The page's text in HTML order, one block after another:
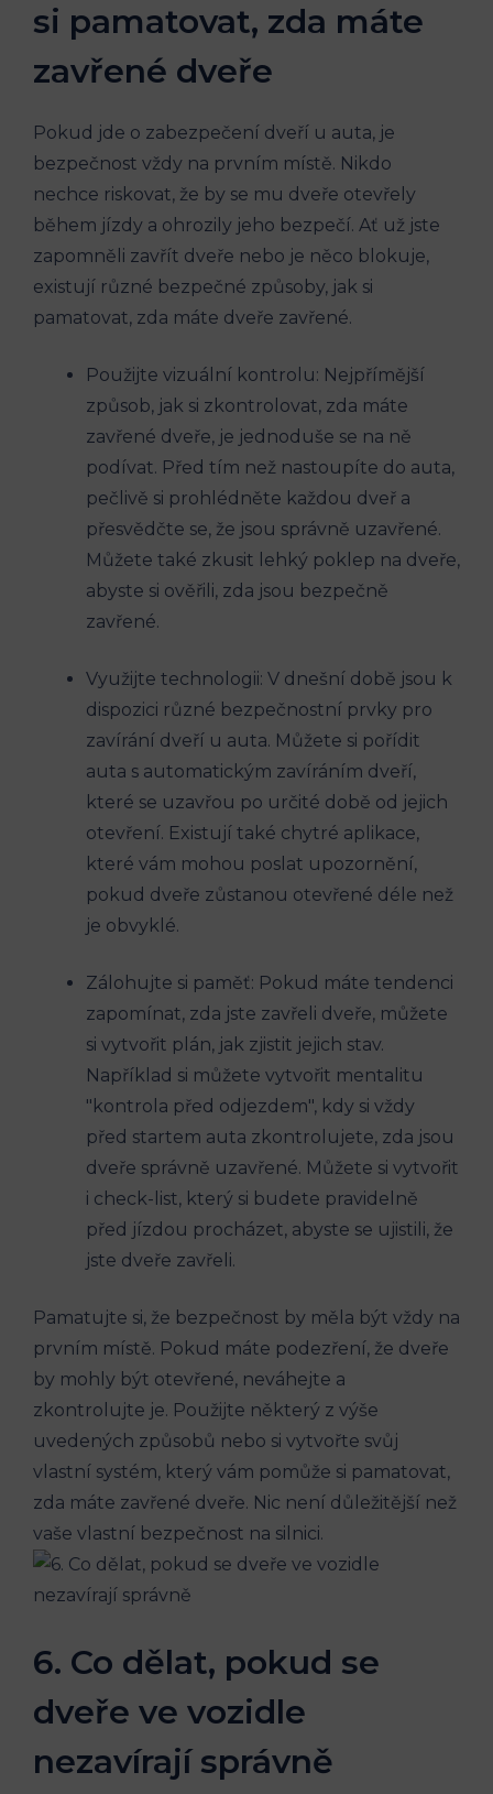
si pamatovat, zda máte⁢
zavřené ⁤dveře
Pokud jde o zabezpečení dveří u auta, je
bezpečnost ⁣vždy na prvním⁣ místě. Nikdo
nechce riskovat, že ⁢by se ​mu dveře otevřely⁤
během jízdy a ohrozily jeho bezpečí. Ať⁤ už jste
zapomněli zavřít dveře nebo je něco blokuje,
existují různé bezpečné způsoby, jak si
pamatovat, zda máte dveře‌ zavřené.
Použijte vizuální kontrolu: Nejpřímější
způsob, jak si zkontrolovat, zda máte
zavřené dveře, je jednoduše se na ně
podívat. Před tím než nastoupíte do auta,
pečlivě si prohlédněte každou dveř a
přesvědčte se, že jsou ‌správně uzavřené.
Můžete⁢ také zkusit lehký poklep⁤ na‌ dveře,
abyste si ověřili, zda ​jsou bezpečně
zavřené.
Využijte ⁤technologii: V dnešní době jsou k
dispozici různé bezpečnostní ⁢prvky ⁤pro
zavírání dveří u auta. Můžete si pořídit
auta s automatickým zavíráním dveří,
které ⁣se uzavřou po určité době od jejich
otevření. Existují také chytré aplikace,
které vám mohou poslat ⁣upozornění,
pokud dveře zůstanou otevřené déle než
je obvyklé.
Zálohujte si paměť: Pokud máte tendenci
zapomínat, zda jste zavřeli dveře,⁤ můžete
si vytvořit plán, jak ‍zjistit ⁤jejich ⁣stav.
Například si můžete ⁤vytvořit mentalitu​
"kontrola před ​odjezdem", kdy si vždy
před startem auta zkontrolujete, zda jsou
dveře správně uzavřené. Můžete si vytvořit
i⁤ check-list, který si budete pravidelně
před jízdou ​procházet, abyste se ujistili, že
⁣jste dveře zavřeli.
Pamatujte ⁢si, že bezpečnost by měla být vždy na‍
prvním místě. Pokud máte podezření,⁣ že dveře
by mohly být otevřené, neváhejte a
zkontrolujte je. Použijte některý ‌z‍ výše
uvedených způsobů⁣ nebo si vytvořte svůj
vlastní​ systém, který vám pomůže si​ pamatovat,
zda máte ‌zavřené dveře. Nic není důležitější než
vaše vlastní bezpečnost⁣ na silnici.
6. Co dělat, pokud se
dveře ve vozidle
nezavírají správně